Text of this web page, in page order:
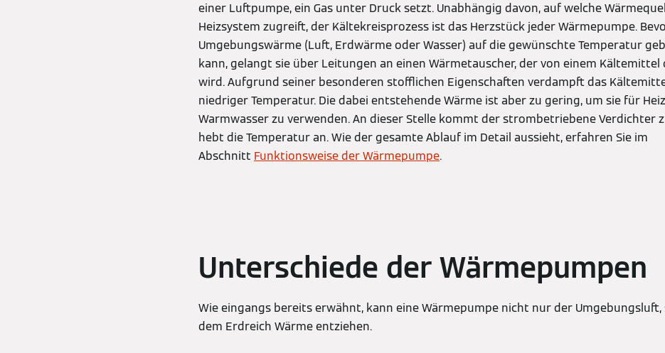
einer Luftpumpe, ein Gas unter Druck setzt. Unabhängig davon, auf welche
Heizsystem zugreift, der Kältekreisprozess ist das Herzstück jeder Wärmepumpe.
Umgebungswärme (Luft, Erdwärme oder Wasser) auf die gewünschte Temperatur
kann, gelangt sie über Leitungen an einen Wärmetauscher, der von einem Kältemittel
wird. Aufgrund seiner besonderen stofflichen Eigenschaften verdampft das
niedriger Temperatur. Die dabei entstehende Wärme ist aber zu gering, um sie für
Warmwasser zu verwenden. An dieser Stelle kommt der strombetriebene Verdichter
hebt die Temperatur an. Wie der gesamte Ablauf im Detail aussieht, erfahren Sie im
Abschnitt Funktionsweise der Wärmepumpe.
Unterschiede der Wärmepumpen
Wie eingangs bereits erwähnt, kann eine Wärmepumpe nicht nur der Umgebungsluft,
dem Erdreich Wärme entziehen.